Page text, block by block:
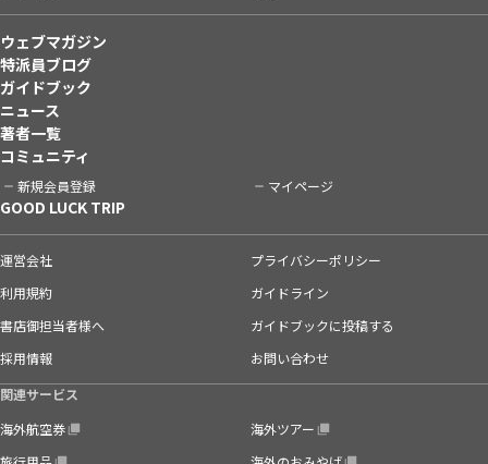
ウェブマガジン
特派員ブログ
ガイドブック
ニュース
著者一覧
コミュニティ
新規会員登録 マイページ
GOOD LUCK TRIP
運営会社
プライバシーポリシー
利用規約
ガイドライン
書店御担当者様へ
ガイドブックに投稿する
採用情報
お問い合わせ
関連サービス
海外航空券
海外ツアー